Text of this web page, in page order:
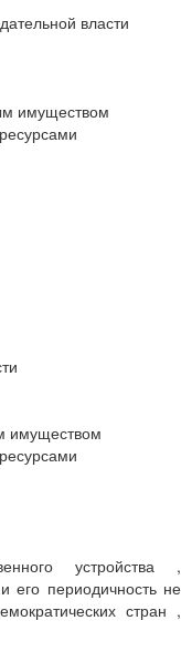
власти
имуществом
имуществом
устройства ,
его периодичность не
стран ,